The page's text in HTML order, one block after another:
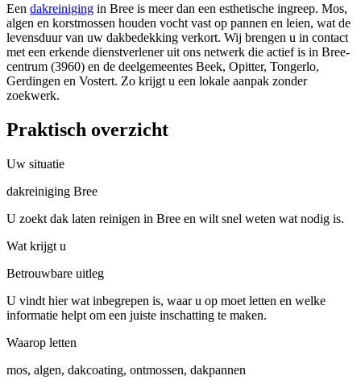
Een dakreiniging in Bree is meer dan een esthetische ingreep. Mos,
algen en korstmossen houden vocht vast op pannen en leien, wat de
levensduur van uw dakbedekking verkort. Wij brengen u in contact
met een erkende dienstverlener uit ons netwerk die actief is in Bree-
centrum (3960) en de deelgemeentes Beek, Opitter, Tongerlo,
Gerdingen en Vostert. Zo krijgt u een lokale aanpak zonder
zoekwerk.
Praktisch overzicht
Uw situatie
dakreiniging Bree
U zoekt dak laten reinigen in Bree en wilt snel weten wat nodig is.
Wat krijgt u
Betrouwbare uitleg
U vindt hier wat inbegrepen is, waar u op moet letten en welke
informatie helpt om een juiste inschatting te maken.
Waarop letten
mos, algen, dakcoating, ontmossen, dakpannen